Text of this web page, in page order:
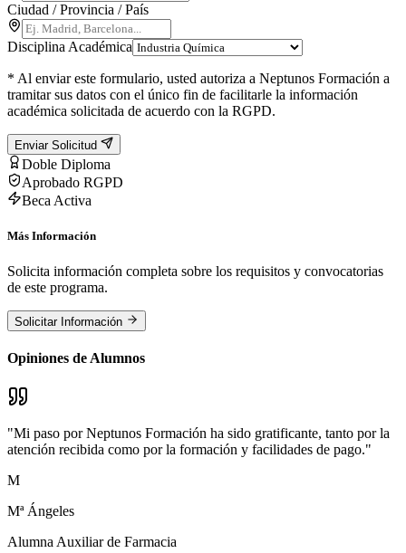
Ciudad / Provincia / País
Disciplina Académica
* Al enviar este formulario, usted autoriza a Neptunos Formación a
tramitar sus datos con el único fin de facilitarle la información
académica solicitada de acuerdo con la RGPD.
Enviar Solicitud
Doble Diploma
Aprobado RGPD
Beca Activa
Más Información
Solicita información completa sobre los requisitos y convocatorias
de este programa.
Solicitar Información
Opiniones de Alumnos
"Mi paso por Neptunos Formación ha sido gratificante, tanto por la
atención recibida como por la formación y facilidades de pago."
M
Mª Ángeles
Alumna Auxiliar de Farmacia